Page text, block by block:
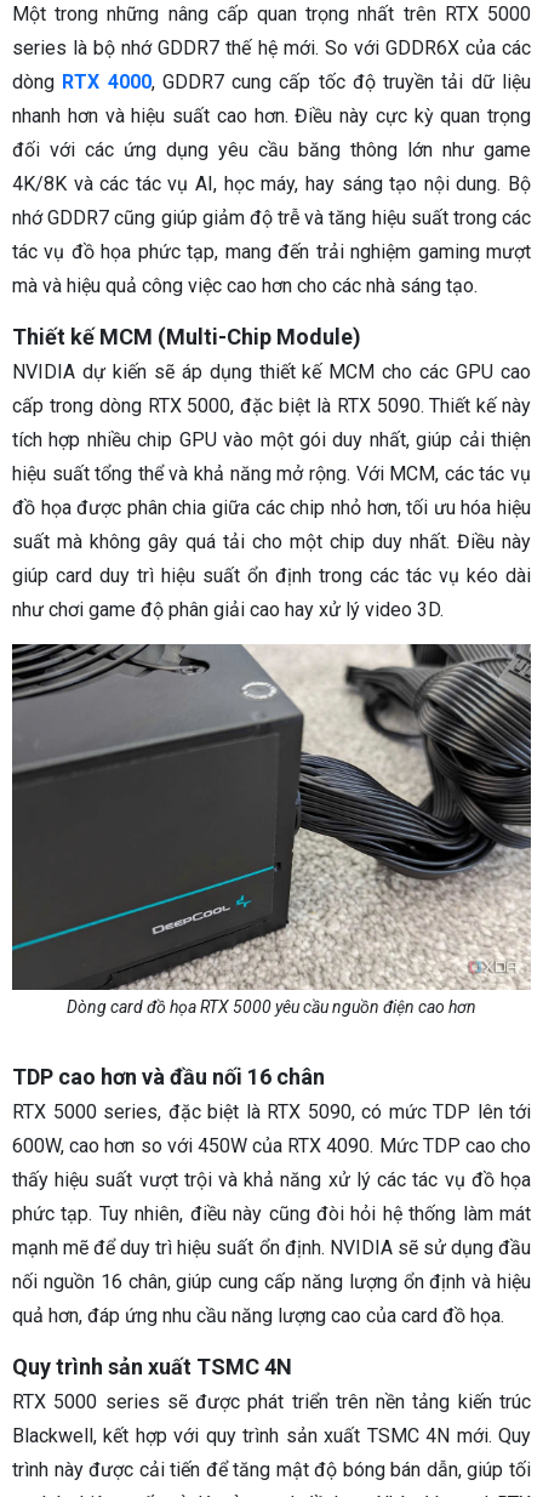
Một trong những nâng cấp quan trọng nhất trên RTX 5000
series là bộ nhớ GDDR7 thế hệ mới. So với GDDR6X của các
dòng RTX 4000, GDDR7 cung cấp tốc độ truyền tải dữ liệu
nhanh hơn và hiệu suất cao hơn. Điều này cực kỳ quan trọng
đối với các ứng dụng yêu cầu băng thông lớn như game
4K/8K và các tác vụ AI, học máy, hay sáng tạo nội dung. Bộ
nhớ GDDR7 cũng giúp giảm độ trễ và tăng hiệu suất trong các
tác vụ đồ họa phức tạp, mang đến trải nghiệm gaming mượt
mà và hiệu quả công việc cao hơn cho các nhà sáng tạo.
Thiết kế MCM (Multi-Chip Module)
NVIDIA dự kiến sẽ áp dụng thiết kế MCM cho các GPU cao
cấp trong dòng RTX 5000, đặc biệt là RTX 5090. Thiết kế này
tích hợp nhiều chip GPU vào một gói duy nhất, giúp cải thiện
hiệu suất tổng thể và khả năng mở rộng. Với MCM, các tác vụ
đồ họa được phân chia giữa các chip nhỏ hơn, tối ưu hóa hiệu
suất mà không gây quá tải cho một chip duy nhất. Điều này
giúp card duy trì hiệu suất ổn định trong các tác vụ kéo dài
như chơi game độ phân giải cao hay xử lý video 3D.
Dòng card đồ họa RTX 5000 yêu cầu nguồn điện cao hơn
TDP cao hơn và đầu nối 16 chân
RTX 5000 series, đặc biệt là RTX 5090, có mức TDP lên tới
600W, cao hơn so với 450W của RTX 4090. Mức TDP cao cho
thấy hiệu suất vượt trội và khả năng xử lý các tác vụ đồ họa
phức tạp. Tuy nhiên, điều này cũng đòi hỏi hệ thống làm mát
mạnh mẽ để duy trì hiệu suất ổn định. NVIDIA sẽ sử dụng đầu
nối nguồn 16 chân, giúp cung cấp năng lượng ổn định và hiệu
quả hơn, đáp ứng nhu cầu năng lượng cao của card đồ họa.
Quy trình sản xuất TSMC 4N
RTX 5000 series sẽ được phát triển trên nền tảng kiến trúc
Blackwell, kết hợp với quy trình sản xuất TSMC 4N mới. Quy
trình này được cải tiến để tăng mật độ bóng bán dẫn, giúp tối